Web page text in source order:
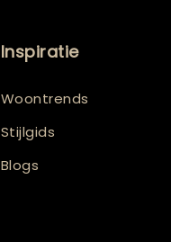
Inspiratie
Woontrends
Stijlgids
Blogs